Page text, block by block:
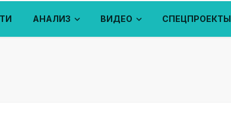
АНАЛИЗ ВИДЕО СПЕЦПРОЕКТЫ